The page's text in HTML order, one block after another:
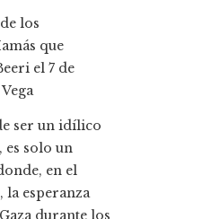
los
que
el 7 de
ser un idílico
es solo un
en el
la esperanza
durante los